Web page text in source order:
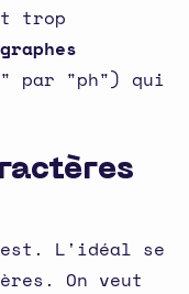
trop
par "ph") qui
L'idéal se
On veut